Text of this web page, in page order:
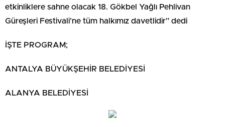
etkinliklere sahne olacak 18. Gökbel Yağlı Pehlivan
Güreşleri Festivali’ne tüm halkımız davetlidir” dedi
İŞTE PROGRAM;
ANTALYA BÜYÜKŞEHİR BELEDİYESİ
ALANYA BELEDİYESİ